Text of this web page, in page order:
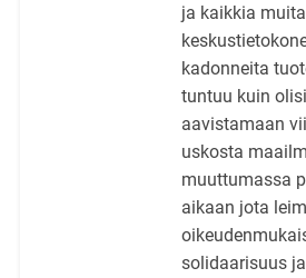
ja kaikkia
kadonneita
tuntuu kuin
aavistamaan
uskosta
muuttumassa
aikaan jota
solidaarisuus